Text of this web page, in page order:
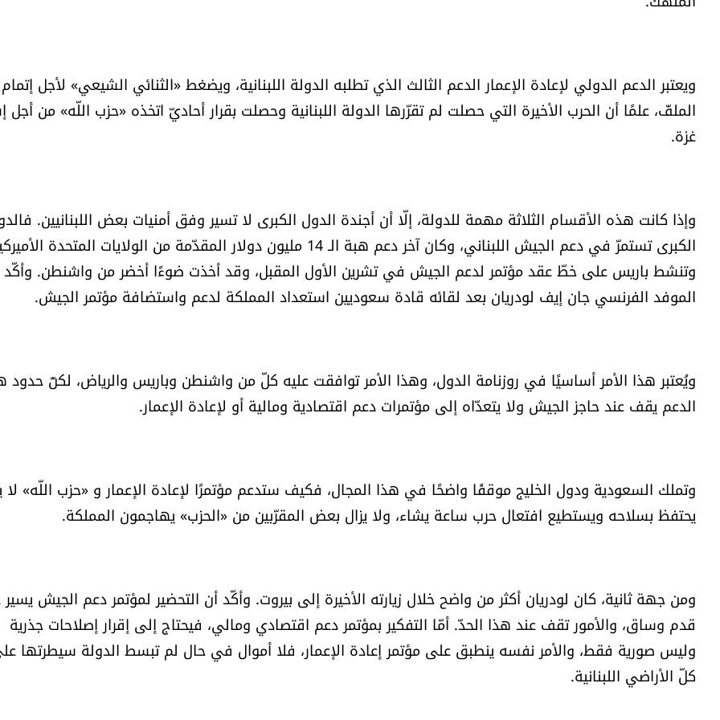
ويعتبر الدعم الدولي لإعادة الإعمار الدعم الثالث الذي تطلبه الدولة اللبنانية، ويضغط «الثنائي الشيعي» لأجل
الملفّ، علمًا أن الحرب الأخيرة التي حصلت لم تقرّرها الدولة اللبنانية وحصلت بقرار أحاديّ اتخذه «حزب اللّه» من أجل
غزة.
وإذا كانت هذه الأقسام الثلاثة مهمة للدولة، إلّا أن أجندة الدول الكبرى لا تسير وفق أمنيات بعض اللبنانيين.
الكبرى تستمرّ في دعم الجيش اللبناني، وكان آخر دعم هبة الـ 14 مليون دولار المقدّمة من الولايات المتحدة
وتنشط باريس على خطّ عقد مؤتمر لدعم الجيش في تشرين الأول المقبل، وقد أخذت ضوءًا أخضر من واشنطن. وأكّد
الموفد الفرنسي جان إيف لودريان بعد لقائه قادة سعوديين استعداد المملكة لدعم واستضافة مؤتمر الجيش.
ويُعتبر هذا الأمر أساسيًا في روزنامة الدول، وهذا الأمر توافقت عليه كلّ من واشنطن وباريس والرياض، لكنّ حدود
الدعم يقف عند حاجز الجيش ولا يتعدّاه إلى مؤتمرات دعم اقتصادية ومالية أو لإعادة الإعمار.
وتملك السعودية ودول الخليج موقفًا واضحًا في هذا المجال، فكيف ستدعم مؤتمرًا لإعادة الإعمار و «حزب اللّه» لا
يحتفظ بسلاحه ويستطيع افتعال حرب ساعة يشاء، ولا يزال بعض المقرّبين من «الحزب» يهاجمون المملكة.
ومن جهة ثانية، كان لودريان أكثر من واضح خلال زيارته الأخيرة إلى بيروت. وأكّد أن التحضير لمؤتمر دعم الجيش
قدم وساق، والأمور تقف عند هذا الحدّ. أمّا التفكير بمؤتمر دعم اقتصادي ومالي، فيحتاج إلى إقرار إصلاحات جذرية
وليس صورية فقط، والأمر نفسه ينطبق على مؤتمر إعادة الإعمار، فلا أموال في حال لم تبسط الدولة سيطرتها
كلّ الأراضي اللبنانية.